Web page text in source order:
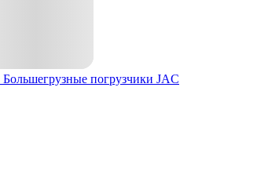
Большегрузные погрузчики JAC